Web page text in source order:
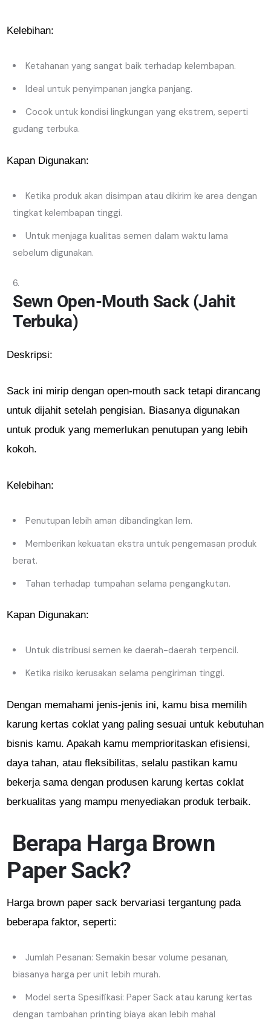
Kelebihan:
Ketahanan yang sangat baik terhadap kelembapan.
Ideal untuk penyimpanan jangka panjang.
Cocok untuk kondisi lingkungan yang ekstrem, seperti
gudang terbuka.
Kapan Digunakan:
Ketika produk akan disimpan atau dikirim ke area dengan
tingkat kelembapan tinggi.
Untuk menjaga kualitas semen dalam waktu lama
sebelum digunakan.
Sewn Open-Mouth Sack (Jahit
Terbuka)
Deskripsi:
Sack ini mirip dengan open-mouth sack tetapi dirancang
untuk dijahit setelah pengisian. Biasanya digunakan
untuk produk yang memerlukan penutupan yang lebih
kokoh.
Kelebihan:
Penutupan lebih aman dibandingkan lem.
Memberikan kekuatan ekstra untuk pengemasan produk
berat.
Tahan terhadap tumpahan selama pengangkutan.
Kapan Digunakan:
Untuk distribusi semen ke daerah-daerah terpencil.
Ketika risiko kerusakan selama pengiriman tinggi.
Dengan memahami jenis-jenis ini, kamu bisa memilih
karung kertas coklat yang paling sesuai untuk kebutuhan
bisnis kamu. Apakah kamu memprioritaskan efisiensi,
daya tahan, atau fleksibilitas, selalu pastikan kamu
bekerja sama dengan produsen karung kertas coklat
berkualitas yang mampu menyediakan produk terbaik.
Berapa Harga Brown
Paper Sack?
Harga brown paper sack bervariasi tergantung pada
beberapa faktor, seperti:
Jumlah Pesanan: Semakin besar volume pesanan,
biasanya harga per unit lebih murah.
Model serta Spesifikasi: Paper Sack atau karung kertas
dengan tambahan printing biaya akan lebih mahal